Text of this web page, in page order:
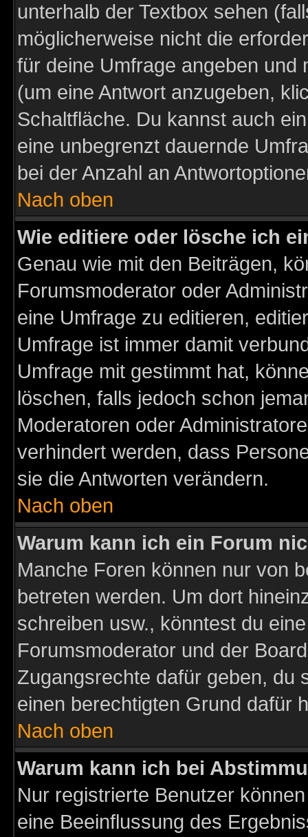
unterhalb der Textbox sehen
möglicherweise nicht die
für deine Umfrage angeben und
(um eine Antwort anzugeben,
Schaltfläche. Du kannst auch
eine unbegrenzt dauernde
bei der Anzahl an
Nach oben
Wie editiere oder lösche ich
Genau wie mit den Beiträgen,
Forumsmoderator oder
eine Umfrage zu editieren,
Umfrage ist immer damit
Umfrage mit gestimmt hat,
löschen, falls jedoch schon
Moderatoren oder
verhindert werden, dass
sie die Antworten verändern.
Nach oben
Warum kann ich ein Forum
Manche Foren können nur von
betreten werden. Um dort
schreiben usw., könntest du
Forumsmoderator und der
Zugangsrechte dafür geben, du
einen berechtigten Grund dafür
Nach oben
Warum kann ich bei
Nur registrierte Benutzer
eine Beeinflussung des